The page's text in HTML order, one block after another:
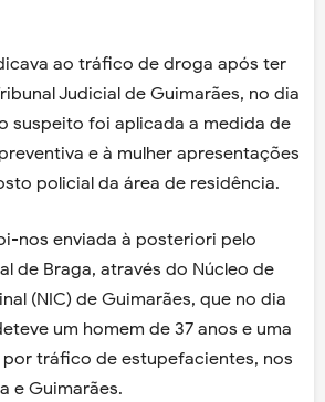
ao tráfico de droga após ter
Judicial de Guimarães, no dia
suspeito foi aplicada a medida de
e à mulher apresentações
policial da área de residência.
nos enviada à posteriori pelo
de Braga, através do Núcleo de
(NIC) de Guimarães, que no dia
um homem de 37 anos e uma
por tráfico de estupefacientes, nos
e Guimarães.